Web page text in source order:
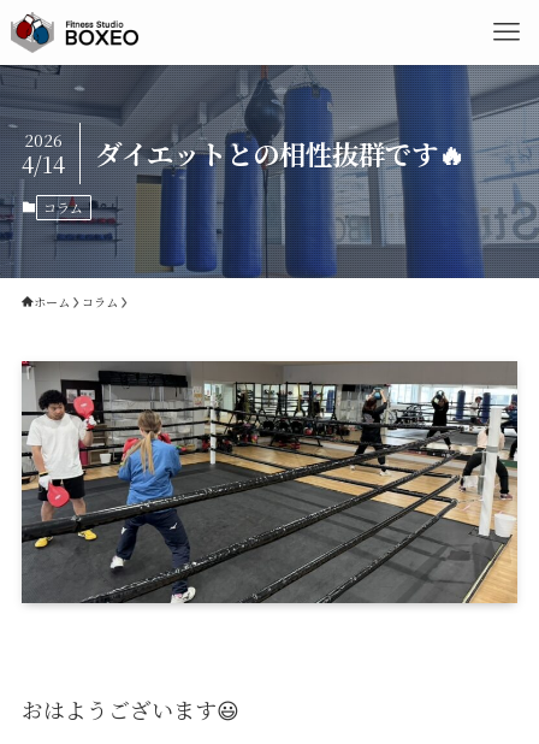
ダイエットとの相性抜群です🔥
2026
4/14
コラム
ホーム コラム
おはようございます😃